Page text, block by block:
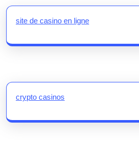
site de casino en ligne
crypto casinos